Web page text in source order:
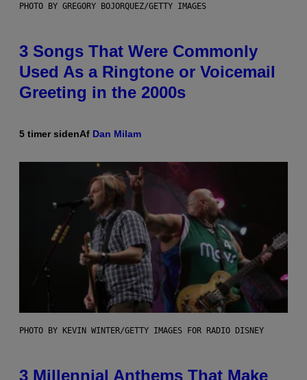
PHOTO BY GREGORY BOJORQUEZ/GETTY IMAGES
3 Songs That Were Commonly
Used As a Ringtone or Voicemail
Greeting in the 2000s
5 timer sidenAf Dan Milam
PHOTO BY KEVIN WINTER/GETTY IMAGES FOR RADIO DISNEY
3 Millennial Anthems That Make